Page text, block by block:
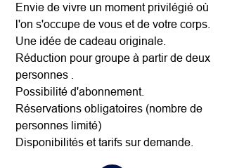
Envie de vivre un moment privilégié où
l'on s'occupe de vous et de votre corps.
Une idée de cadeau originale.
Réduction pour groupe à partir de deux
personnes .
Possibilité d'abonnement.
Réservations obligatoires (nombre de
personnes limité)
Disponibilités et tarifs sur demande.